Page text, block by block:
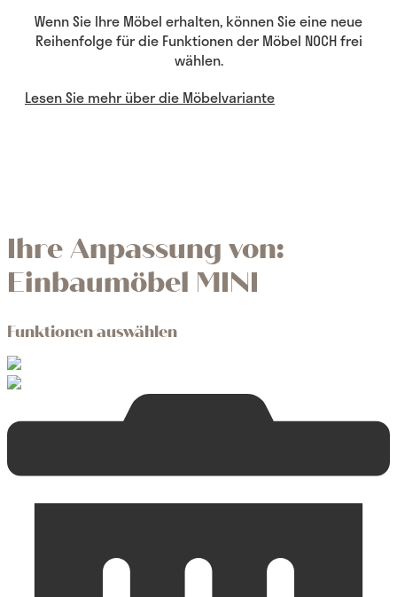
Wenn Sie Ihre Möbel erhalten, können Sie eine neue
Reihenfolge für die Funktionen der Möbel NOCH frei
wählen.
Lesen Sie mehr über die Möbelvariante
Ihre Anpassung von:
Einbaumöbel MINI
Funktionen auswählen